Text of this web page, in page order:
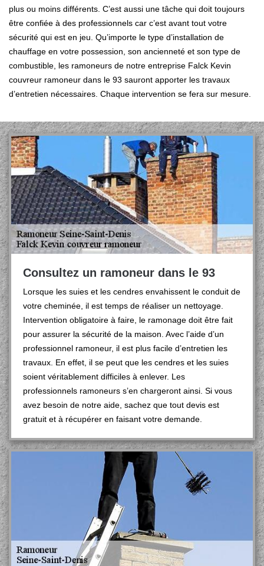
plus ou moins différents. C’est aussi une tâche qui doit toujours
être confiée à des professionnels car c’est avant tout votre
sécurité qui est en jeu. Qu’importe le type d’installation de
chauffage en votre possession, son ancienneté et son type de
combustible, les ramoneurs de notre entreprise Falck Kevin
couvreur ramoneur dans le 93 sauront apporter les travaux
d’entretien nécessaires. Chaque intervention se fera sur mesure.
Consultez un ramoneur dans le 93
Lorsque les suies et les cendres envahissent le conduit de
votre cheminée, il est temps de réaliser un nettoyage.
Intervention obligatoire à faire, le ramonage doit être fait
pour assurer la sécurité de la maison. Avec l’aide d’un
professionnel ramoneur, il est plus facile d’entretien les
travaux. En effet, il se peut que les cendres et les suies
soient véritablement difficiles à enlever. Les
professionnels ramoneurs s’en chargeront ainsi. Si vous
avez besoin de notre aide, sachez que tout devis est
gratuit et à récupérer en faisant votre demande.